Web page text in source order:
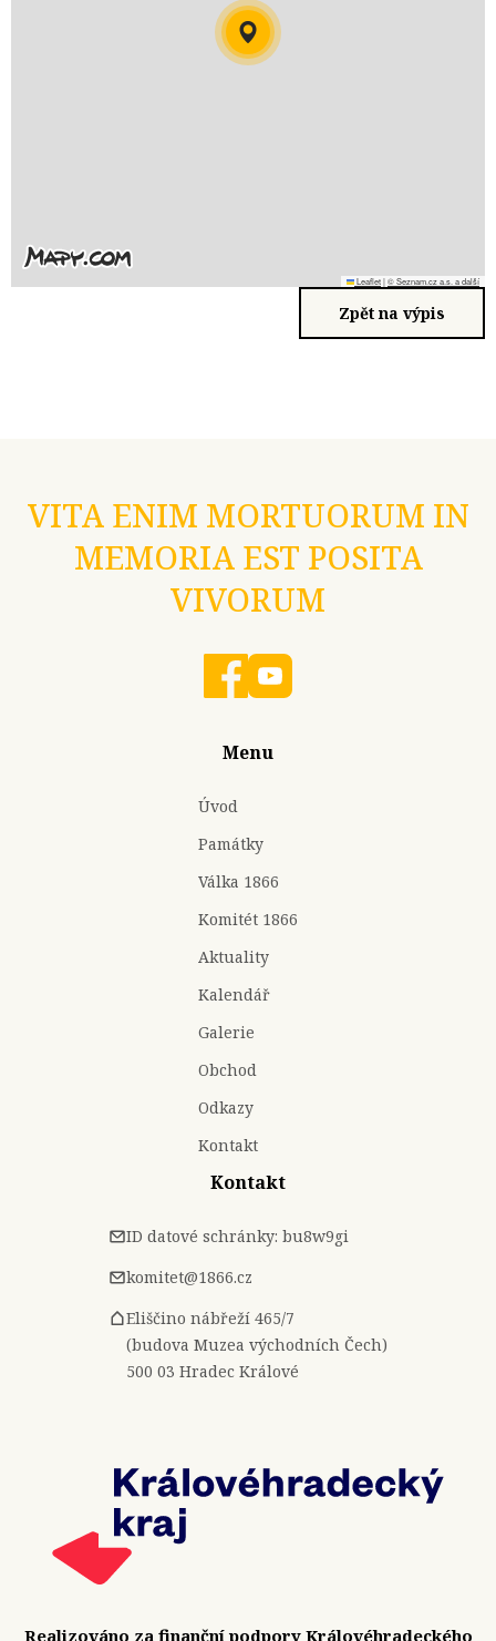
Leaflet|© Seznam.cz a.s. a další
Zpět na výpis
VITA ENIM MORTUORUM IN
MEMORIA EST POSITA
VIVORUM
Menu
Úvod
Památky
Válka 1866
Komitét 1866
Aktuality
Kalendář
Galerie
Obchod
Odkazy
Kontakt
Kontakt
ID datové schránky: bu8w9gi
komitet@1866.cz
Eliščino nábřeží 465/7
(budova Muzea východních Čech)
500 03 Hradec Králové
Realizováno za finanční podpory Královéhradeckého